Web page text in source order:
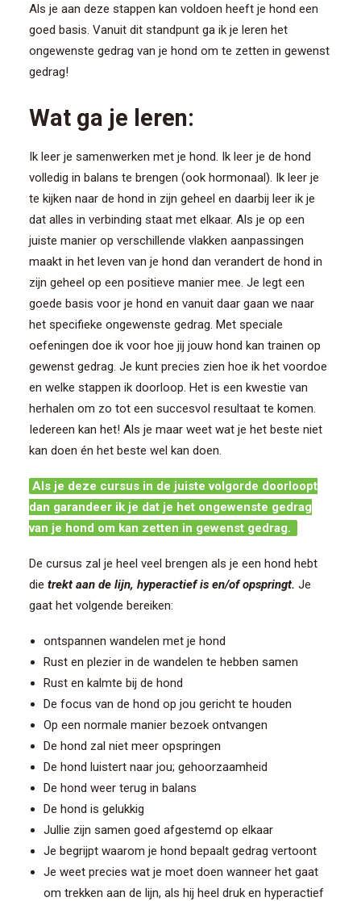
Als je aan deze stappen kan voldoen heeft je hond een
goed basis. Vanuit dit standpunt ga ik je leren het
ongewenste gedrag van je hond om te zetten in gewenst
gedrag!
Wat ga je leren:
Ik leer je samenwerken met je hond. Ik leer je de hond
volledig in balans te brengen (ook hormonaal). Ik leer je
te kijken naar de hond in zijn geheel en daarbij leer ik je
dat alles in verbinding staat met elkaar. Als je op een
juiste manier op verschillende vlakken aanpassingen
maakt in het leven van je hond dan verandert de hond in
zijn geheel op een positieve manier mee. Je legt een
goede basis voor je hond en vanuit daar gaan we naar
het specifieke ongewenste gedrag. Met speciale
oefeningen doe ik voor hoe jij jouw hond kan trainen op
gewenst gedrag. Je kunt precies zien hoe ik het voordoe
en welke stappen ik doorloop. Het is een kwestie van
herhalen om zo tot een succesvol resultaat te komen.
Iedereen kan het! Als je maar weet wat je het beste niet
kan doen én het beste wel kan doen.
Als je deze cursus in de juiste volgorde doorloopt
dan garandeer ik je dat je het ongewenste gedrag
van je hond om kan zetten in gewenst gedrag.
De cursus zal je heel veel brengen als je een hond hebt
die trekt aan de lijn, hyperactief is en/of opspringt. Je
gaat het volgende bereiken:
ontspannen wandelen met je hond
Rust en plezier in de wandelen te hebben samen
Rust en kalmte bij de hond
De focus van de hond op jou gericht te houden
Op een normale manier bezoek ontvangen
De hond zal niet meer opspringen
De hond luistert naar jou; gehoorzaamheid
De hond weer terug in balans
De hond is gelukkig
Jullie zijn samen goed afgestemd op elkaar
Je begrijpt waarom je hond bepaalt gedrag vertoont
Je weet precies wat je moet doen wanneer het gaat
om trekken aan de lijn, als hij heel druk en hyperactief